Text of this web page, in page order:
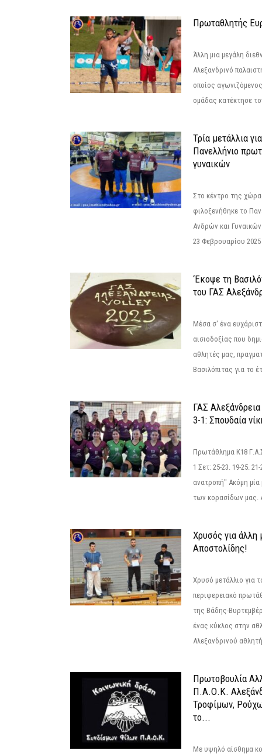
Πρωταθλητής
Άλλη μια μεγάλη
Αλεξανδρινό
οποίος
ομάδας κατέκτησε
Τρία μετάλλια
Πανελλήνιο
γυναικών
Στο κέντρο της
φιλοξενήθηκε το
Ανδρών και
23 Φεβρουαρίου
‘Εκοψε τη
του ΓΑΣ
Μέσα σ' ένα
αισιοδοξίας που
αθλητές μας,
Βασιλόπιτας για το
ΓΑΣ
3-1: Σπουδαία
Πρωτάθλημα Κ18
1 Σετ: 25-23. 19-25.
ανατροπή" Ακόμη μία
των κορασίδων μας.
Χρυσός για άλλη
Αποστολίδης!
Χρυσό μετάλλιο για
περιφερειακό
της Βάδης-
ένας κύκλος στην
Αλεξανδρινού
Πρωτοβουλία
Π.Α.Ο.Κ.
Τροφίμων,
το...
Με υψηλό αίσθημα